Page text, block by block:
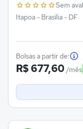
Sem
Itapoa - Brasília - DF
Bolsas a partir de:
R$ 677,60 /mês